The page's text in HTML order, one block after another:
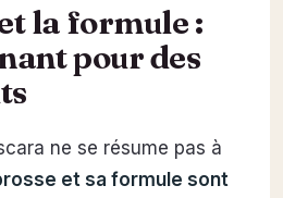
la formule :
pour des
ne se résume pas à
et sa formule sont